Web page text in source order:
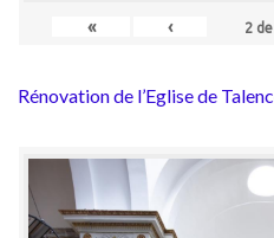
« ‹ 2 de
Rénovation de l’Eglise de